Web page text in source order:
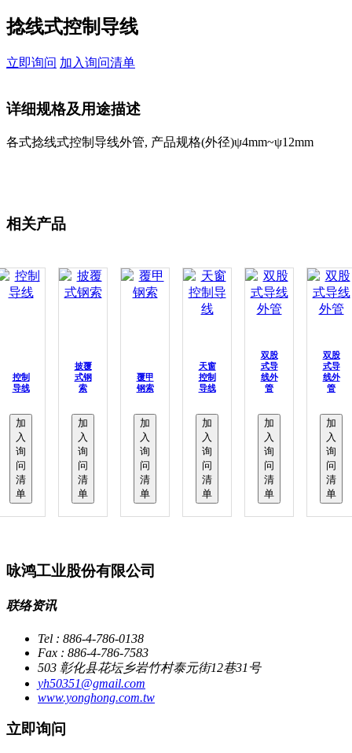
捻线式控制导线
立即询问 加入询问清单
详细规格及用途描述
各式捻线式控制导线外管, 产品规格(外径)ψ4mm~ψ12mm
相关产品
控制
导线
加
入
询
问
清
单
披覆
式钢
索
加
入
询
问
清
单
覆甲
钢索
加
入
询
问
清
单
天窗
控制
导线
加
入
询
问
清
单
双股
式导
线外
管
加
入
询
问
清
单
双股
式导
线外
管
加
入
询
问
清
单
咏鸿工业股份有限公司
联络资讯
Tel : 886-4-786-0138
Fax : 886-4-786-7583
503 彰化县花坛乡岩竹村泰元街12巷31号
yh50351@gmail.com
www.yonghong.com.tw
立即询问